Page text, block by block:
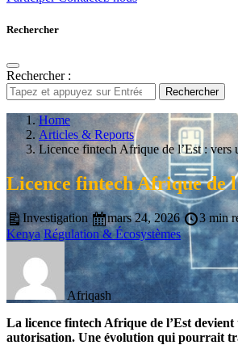
Rechercher
Rechercher :
Rechercher
Home
Articles & Reports
Licence fintech Afrique de l’Est :
Licence fintech Afrique de
Investigation mars 24, 2026 3 min
Kenya Régulation & Écosystèmes
Afriqash
La licence fintech Afrique de l’Est
autorisation. Une évolution qui pourrait